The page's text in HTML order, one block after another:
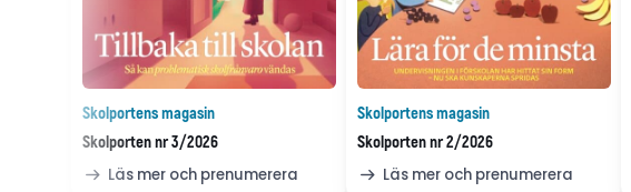
Skolportens magasin
Skolporten nr 3/2026
Läs mer och prenumerera
Skolportens magasin
Skolporten nr 2/2026
Läs mer och prenumerera